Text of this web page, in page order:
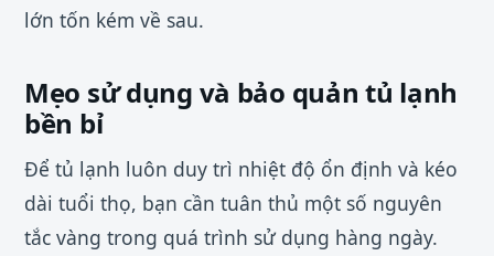
lớn tốn kém về sau.
Mẹo sử dụng và bảo quản tủ lạnh
bền bỉ
Để tủ lạnh luôn duy trì nhiệt độ ổn định và kéo
dài tuổi thọ, bạn cần tuân thủ một số nguyên
tắc vàng trong quá trình sử dụng hàng ngày.